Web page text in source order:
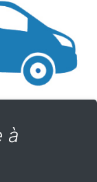
à